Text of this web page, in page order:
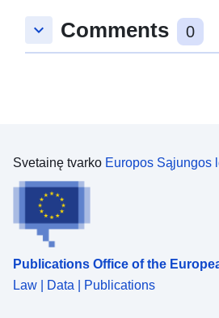
keyboard_arrow_down Comments 0
Svetainę tvarko Europos Sąjungos
Publications Office of the
Law | Data | Publications